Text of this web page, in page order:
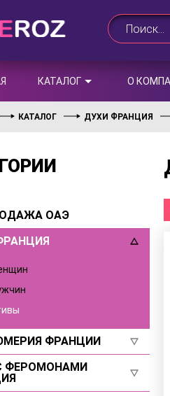
КАТАЛОГ О
КАТАЛОГ ДУХИ ФРАНЦИЯ
ОАЭ
ФРАНЦИИ
ФЕРОМОНАМИ